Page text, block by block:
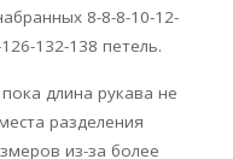
8-8-8-10-12-
132-138 петель.
длина рукава не
разделения
из-за более